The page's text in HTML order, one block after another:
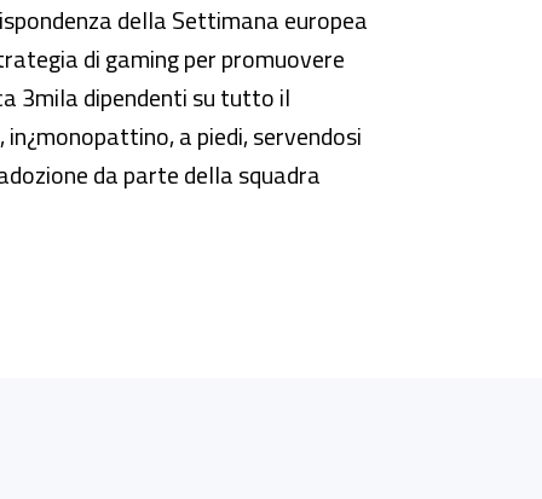
della Settimana europea
di gaming per promuovere
3mila dipendenti su tutto il
a piedi, servendosi
da parte della squadra